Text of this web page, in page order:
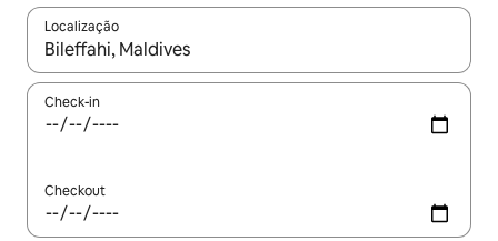
Localização
Quando os resultados estiverem disponíveis, explore-os
Check-in
Checkout